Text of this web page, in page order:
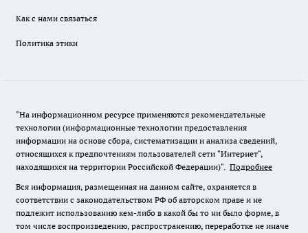
Как с нами связаться
Политика этики
"На информационном ресурсе применяются рекомендательные
технологии (информационные технологии предоставления
информации на основе сбора, систематизации и анализа сведений,
относящихся к предпочтениям пользователей сети "Интернет",
находящихся на территории Российской Федерации)". Подробнее
Вся информация, размещенная на данном сайте, охраняется в
соответствии с законодательством РФ об авторском праве и не
подлежит использованию кем-либо в какой бы то ни было форме, в
том числе воспроизведению, распространению, переработке не иначе